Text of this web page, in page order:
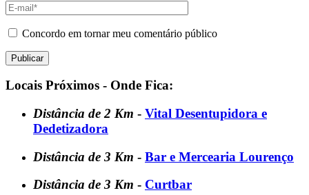
Concordo em tornar meu comentário público
Locais Próximos - Onde Fica:
Distância de 2 Km - Vital Desentupidora e
Dedetizadora
Distância de 3 Km - Bar e Mercearia Lourenço
Distância de 3 Km - Curtbar